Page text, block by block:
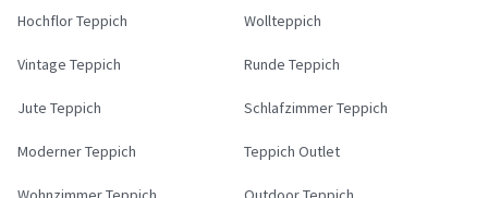
Hochflor Teppich Wollteppich
Vintage Teppich Runde Teppich
Jute Teppich Schlafzimmer Teppich
Moderner Teppich Teppich Outlet